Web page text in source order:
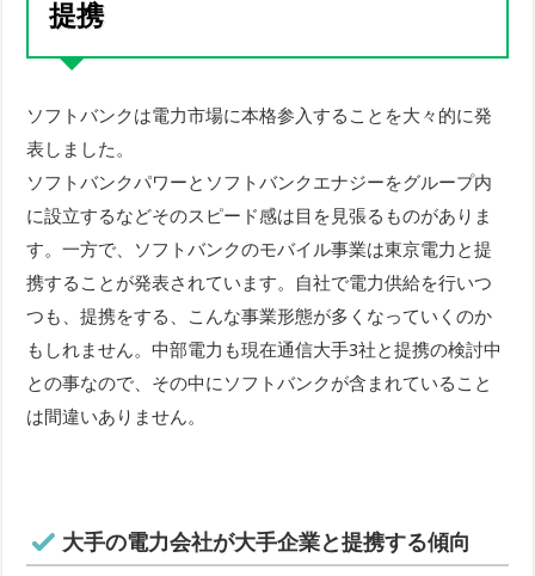
提携
ソフトバンクは電力市場に本格参入することを大々的に発
表しました。
ソフトバンクパワーとソフトバンクエナジーをグループ内
に設立するなどそのスピード感は目を見張るものがありま
す。一方で、ソフトバンクのモバイル事業は東京電力と提
携することが発表されています。自社で電力供給を行いつ
つも、提携をする、こんな事業形態が多くなっていくのか
もしれません。中部電力も現在通信大手3社と提携の検討中
との事なので、その中にソフトバンクが含まれていること
は間違いありません。
大手の電力会社が大手企業と提携する傾向